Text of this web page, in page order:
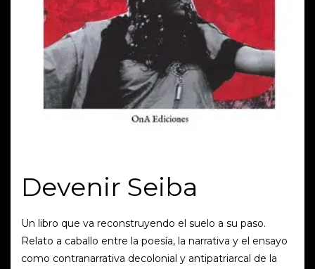
Devenir Seiba
Un libro que va reconstruyendo el suelo a su paso.
Relato a caballo entre la poesía, la narrativa y el ensayo
como contranarrativa decolonial y antipatriarcal de la